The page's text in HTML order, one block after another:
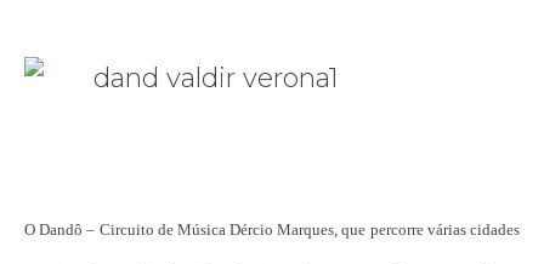
O Dandô – Circuito de Música Dércio Marques, que percorre várias cidades